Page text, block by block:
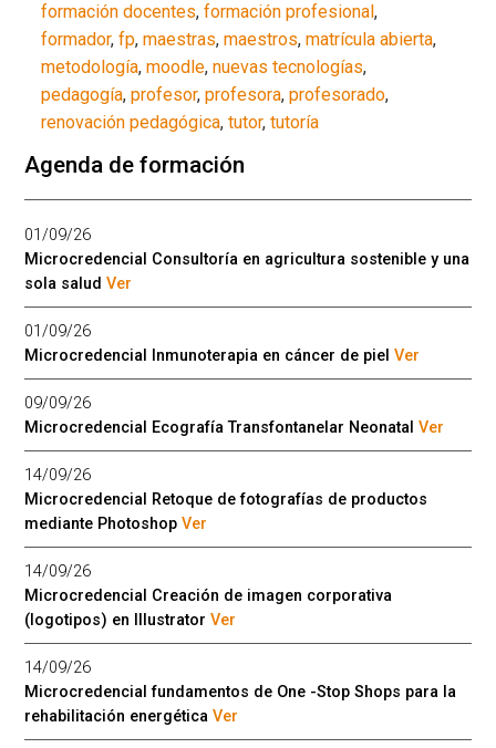
formación docentes,formación profesional,
formador,fp,maestras,maestros,matrícula abierta,
metodología,moodle,nuevas tecnologías,
pedagogía,profesor,profesora,profesorado,
renovación pedagógica,tutor,tutoría
Agenda de formación
01/09/26
Microcredencial Consultoría en agricultura sostenible y una
sola saludVer
01/09/26
Microcredencial Inmunoterapia en cáncer de pielVer
09/09/26
Microcredencial Ecografía Transfontanelar NeonatalVer
14/09/26
Microcredencial Retoque de fotografías de productos
mediante PhotoshopVer
14/09/26
Microcredencial Creación de imagen corporativa
(logotipos) en IllustratorVer
14/09/26
Microcredencial fundamentos de One -Stop Shops para la
rehabilitación energéticaVer